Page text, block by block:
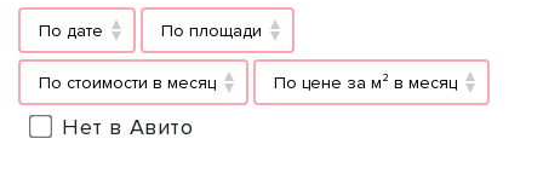
По дате По площади
По стоимости в месяц По цене за м² в месяц
Нет в Авито